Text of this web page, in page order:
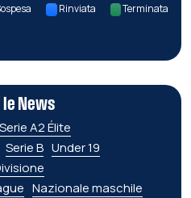
Rinviata Terminata
le News
Serie A2 Élite
Serie B Under 19
Nazionale maschile